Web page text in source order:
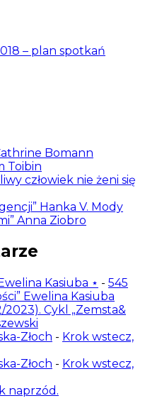
– plan spotkań
Bomann
Toibin
człowiek nie żeni się
Hanka V. Mody
Anna Ziobro
Kasiuba ⋆ - 545
Ewelina Kasiuba
2023). Cykl „Zemsta&
Złoch - Krok wstecz,
Złoch - Krok wstecz,
naprzód.